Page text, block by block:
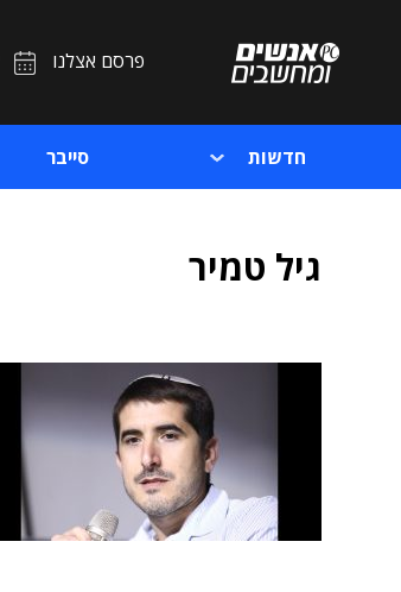
פרסם אצלנו
חדשות סייבר
גיל טמיר